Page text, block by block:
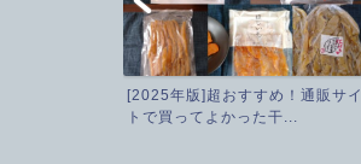
[2025年版]超おすすめ！通販サイ
トで買ってよかった干...